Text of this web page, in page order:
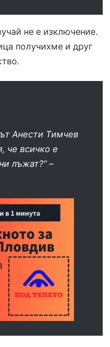
не е изключение.
получихме и друг
Анести Тимчев
че всичко е
лъжат?“–